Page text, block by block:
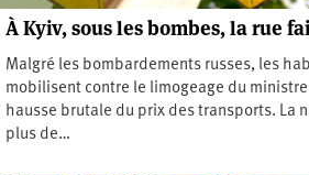
À Kyiv, sous les bombes, la rue
Malgré les bombardements russes, les
mobilisent contre le limogeage du
hausse brutale du prix des transports. La
plus de…